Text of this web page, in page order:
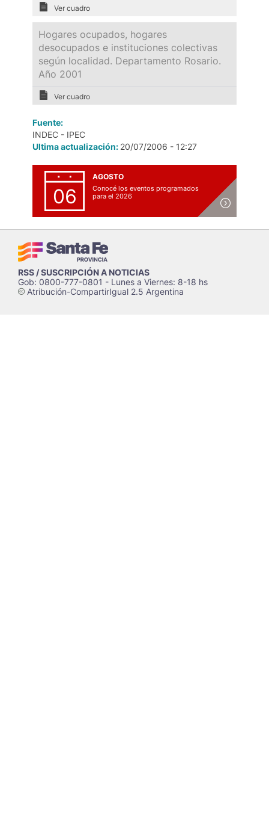
Ver cuadro
Hogares ocupados, hogares
desocupados e instituciones colectivas
según localidad. Departamento Rosario.
Año 2001
Ver cuadro
Fuente:
INDEC - IPEC
Ultima actualización: 20/07/2006 - 12:27
06
AGOSTO
Conocé los eventos programados
para el 2026
RSS / SUSCRIPCIÓN A NOTICIAS
Gob: 0800-777-0801 - Lunes a Viernes: 8-18 hs
cAtribución-CompartirIgual 2.5 Argentina